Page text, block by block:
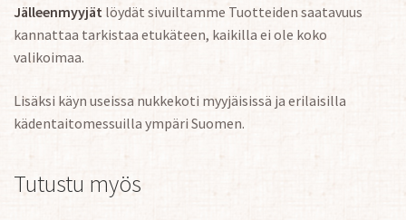
Jälleenmyyjät löydät sivuiltamme Tuotteiden saatavuus
kannattaa tarkistaa etukäteen, kaikilla ei ole koko
valikoimaa.
Lisäksi käyn useissa nukkekoti myyjäisissä ja erilaisilla
kädentaitomessuilla ympäri Suomen.
Tutustu myös